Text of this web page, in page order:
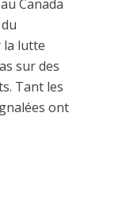
Canada
la lutte
sur des
Tant les
ont